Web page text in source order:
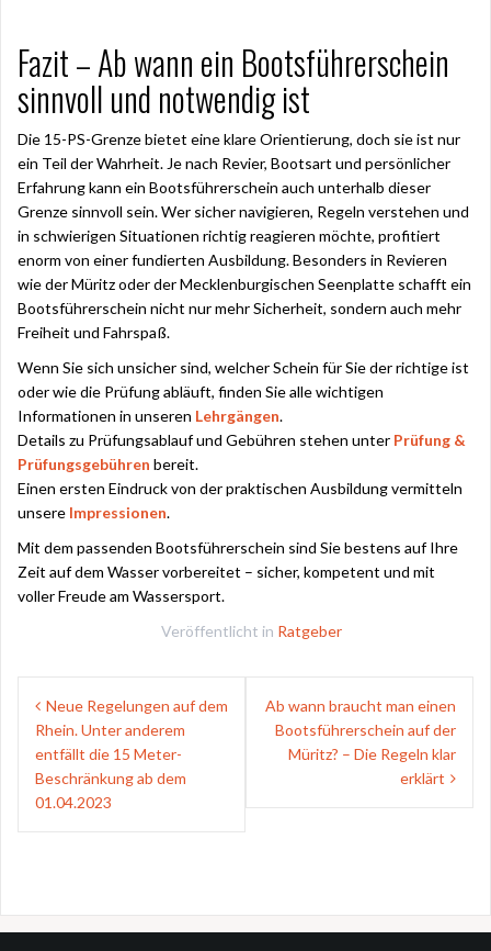
Fazit – Ab wann ein Bootsführerschein
sinnvoll und notwendig ist
Die 15-PS-Grenze bietet eine klare Orientierung, doch sie ist nur
ein Teil der Wahrheit. Je nach Revier, Bootsart und persönlicher
Erfahrung kann ein Bootsführerschein auch unterhalb dieser
Grenze sinnvoll sein. Wer sicher navigieren, Regeln verstehen und
in schwierigen Situationen richtig reagieren möchte, profitiert
enorm von einer fundierten Ausbildung. Besonders in Revieren
wie der Müritz oder der Mecklenburgischen Seenplatte schafft ein
Bootsführerschein nicht nur mehr Sicherheit, sondern auch mehr
Freiheit und Fahrspaß.
Wenn Sie sich unsicher sind, welcher Schein für Sie der richtige ist
oder wie die Prüfung abläuft, finden Sie alle wichtigen
Informationen in unseren Lehrgängen.
Details zu Prüfungsablauf und Gebühren stehen unter Prüfung &
Prüfungsgebühren bereit.
Einen ersten Eindruck von der praktischen Ausbildung vermitteln
unsere Impressionen.
Mit dem passenden Bootsführerschein sind Sie bestens auf Ihre
Zeit auf dem Wasser vorbereitet – sicher, kompetent und mit
voller Freude am Wassersport.
Veröffentlicht in Ratgeber
Beitragsnavigation
Neue Regelungen auf dem
Rhein. Unter anderem
entfällt die 15 Meter-
Beschränkung ab dem
01.04.2023
Ab wann braucht man einen
Bootsführerschein auf der
Müritz? – Die Regeln klar
erklärt